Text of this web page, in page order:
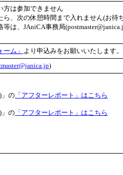
方は参加できません
ら、次の休憩時間まで入れません(お待
等は、JAniCA事務局
ーム」 より申込みをお願いいたします。
)
」の 「アフターレポート」はこちら
」の 「アフターレポート」はこちら